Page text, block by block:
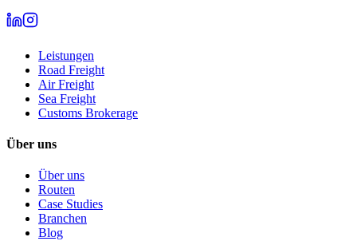
Leistungen
Road Freight
Air Freight
Sea Freight
Customs Brokerage
Über uns
Über uns
Routen
Case Studies
Branchen
Blog